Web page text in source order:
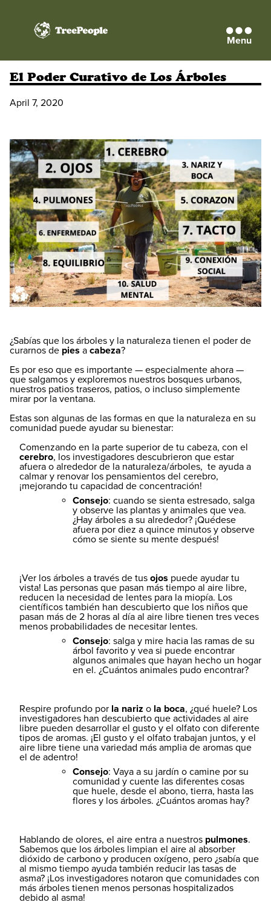
TreePeople Menu
El Poder Curativo de Los Árboles
April 7, 2020
¿Sabías que los árboles y la naturaleza tienen el poder de
curarnos de pies a cabeza?
Es por eso que es importante — especialmente ahora —
que salgamos y exploremos nuestros bosques urbanos,
nuestros patios traseros, patios, o incluso simplemente
mirar por la ventana.
Estas son algunas de las formas en que la naturaleza en su
comunidad puede ayudar su bienestar:
Comenzando en la parte superior de tu cabeza, con el
cerebro, los investigadores descubrieron que estar
afuera o alrededor de la naturaleza/árboles, te ayuda a
calmar y renovar los pensamientos del cerebro,
¡mejorando tu capacidad de concentración!
Consejo: cuando se sienta estresado, salga
y observe las plantas y animales que vea.
¿Hay árboles a su alrededor? ¡Quédese
afuera por diez a quince minutos y observe
cómo se siente su mente después!
¡Ver los árboles a través de tus ojos puede ayudar tu
vista! Las personas que pasan más tiempo al aire libre,
reducen la necesidad de lentes para la miopía. Los
científicos también han descubierto que los niños que
pasan más de 2 horas al día al aire libre tienen tres veces
menos probabilidades de necesitar lentes.
Consejo: salga y mire hacia las ramas de su
árbol favorito y vea si puede encontrar
algunos animales que hayan hecho un hogar
en el. ¿Cuántos animales pudo encontrar?
Respire profundo por la nariz o la boca, ¿qué huele? Los
investigadores han descubierto que actividades al aire
libre pueden desarrollar el gusto y el olfato con diferente
tipos de aromas. ¡El gusto y el olfato trabajan juntos, y el
aire libre tiene una variedad más amplia de aromas que
el de adentro!
Consejo: Vaya a su jardín o camine por su
comunidad y cuente las diferentes cosas
que huele, desde el abono, tierra, hasta las
flores y los árboles. ¿Cuántos aromas hay?
Hablando de olores, el aire entra a nuestros pulmones.
Sabemos que los árboles limpian el aire al absorber
dióxido de carbono y producen oxígeno, pero ¿sabía que
al mismo tiempo ayuda también reducir las tasas de
asma? ¡Los investigadores notaron que comunidades con
más árboles tienen menos personas hospitalizados
debido al asma!